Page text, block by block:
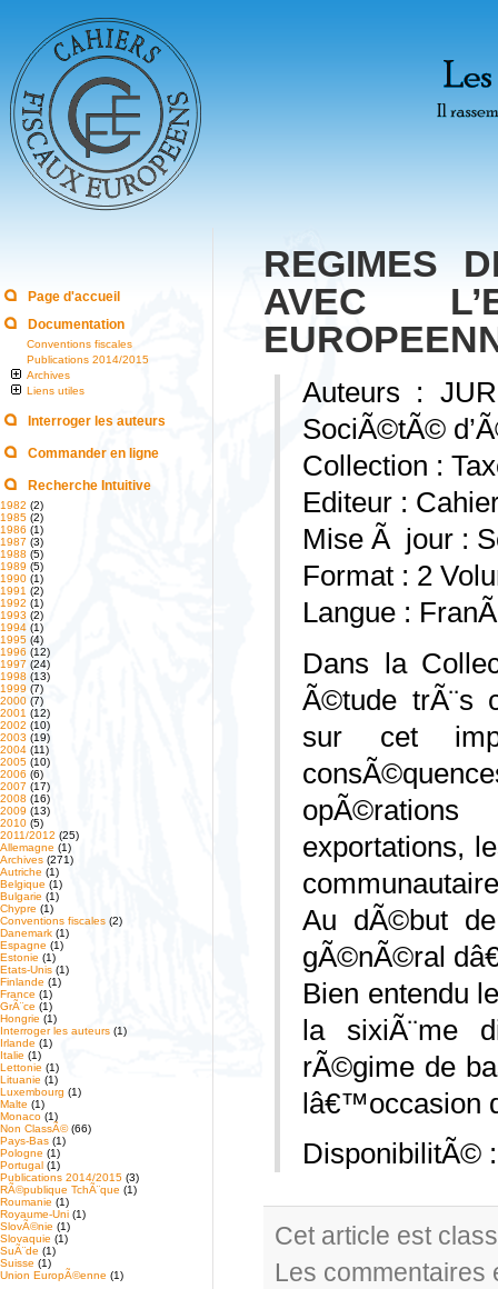
Page d'accueil
Documentation
Conventions fiscales
Publications 2014/2015
Archives
Liens utiles
Interroger les auteurs
Commander en ligne
Recherche Intuitive
1982 (2)
1985 (2)
1986 (1)
1987 (3)
1988 (5)
1989 (5)
1990 (1)
1991 (2)
1992 (1)
1993 (2)
1994 (1)
1995 (4)
1996 (12)
1997 (24)
1998 (13)
1999 (7)
2000 (7)
2001 (12)
2002 (10)
2003 (19)
2004 (11)
2005 (10)
2006 (6)
2007 (17)
2008 (16)
2009 (13)
2010 (5)
2011/2012 (25)
Allemagne (1)
Archives (271)
Autriche (1)
Belgique (1)
Bulgarie (1)
Chypre (1)
Conventions fiscales (2)
Danemark (1)
Espagne (1)
Estonie (1)
Etats-Unis (1)
Finlande (1)
France (1)
GrÃ¨ce (1)
Hongrie (1)
Interroger les auteurs (1)
Irlande (1)
Italie (1)
Lettonie (1)
Lituanie (1)
Luxembourg (1)
Malte (1)
Monaco (1)
Non ClassÃ©(66)
Pays-Bas (1)
Pologne (1)
Portugal (1)
Publications 2014/2015 (3)
RÃ©publique TchÃ¨que (1)
Roumanie (1)
Royaume-Uni (1)
SlovÃ©nie (1)
Slovaquie (1)
SuÃ¨de (1)
Suisse (1)
Union EuropÃ©enne (1)
REGIMES
AVEC
Auteurs :
SociÃ©tÃ©
Collection :
Editeur :
Mise Ã jour :
Format : 2
Langue :
Dans la
Ã©tude trÃ¨s
sur cet
exportations,
Au dÃ©but
gÃ©nÃ©ral
Bien entendu
la sixiÃ¨me
rÃ©gime de
lâ€™occasion
DisponibilitÃ©
Cet article est
Les commentaires